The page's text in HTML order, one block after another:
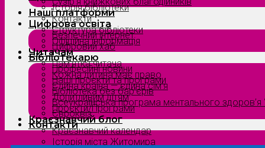
Історія бібліотеки
Контакти
Структура бібліотеки
Офіційна інформація
Читачам
Пам’ятка читача
Кожна дитина має право
Єдина країна — єдина сім’я
Допитливим дітям
Проєкти/Програми
Краєзнавчий блог
Краєзнавчий календар
Історія міста Житомира
Наші платформи
Цифрова освіта
Безпечний інтернет
Цифровий хаб
Бібліотекарю
Професійні новини
Наші проєкти та програми
Бібліотека без бар’єрів
Всеукраїнська програма ментального здоров’я
Євроквіз
Контакти